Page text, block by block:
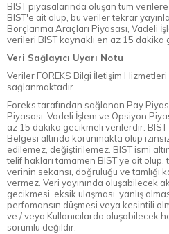
BIST piyasalarında oluşan tüm
BIST'e ait olup, bu veriler tekrar
Borçlanma Araçları Piyasası, Vadeli
verileri BIST kaynaklı en az 15 dakika
Veri Sağlayıcı Uyarı Notu
Veriler FOREKS Bilgi İletişim
sağlanmaktadır.
Foreks tarafından sağlanan Pay
Piyasası, Vadeli İşlem ve Opsiyon
az 15 dakika gecikmeli verilerdir.
Belgesi altında korunmakta olup
edilemez, değiştirilemez. BIST ismi
telif hakları tamamen BIST'ye ait olup,
verinin sekansı, doğruluğu ve
vermez. Veri yayınında oluşabilecek
gecikmesi, eksik ulaşması, yanlış
perfomansın düşmesi veya kesintili
ve / veya Kullanıcılarda oluşabilecek
sorumlu değildir.